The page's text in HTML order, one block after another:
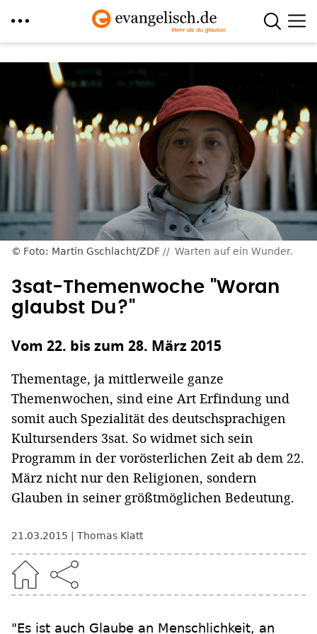
Foto: Martin Gschlacht/ZDF Warten auf ein Wunder.
3sat-Themenwoche "Woran
glaubst Du?"
Vom 22. bis zum 28. März 2015
Thementage, ja mittlerweile ganze
Themenwochen, sind eine Art Erfindung und
somit auch Spezialität des deutschsprachigen
Kultursenders 3sat. So widmet sich sein
Programm in der vorösterlichen Zeit ab dem 22.
März nicht nur den Religionen, sondern
Glauben in seiner größtmöglichen Bedeutung.
21.03.2015 Thomas Klatt
"Es ist auch Glaube an Menschlichkeit, an